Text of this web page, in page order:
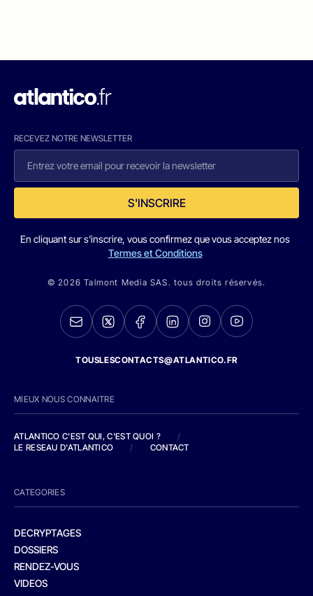
RECEVEZ NOTRE NEWSLETTER
S'INSCRIRE
En cliquant sur s'inscrire, vous confirmez que vous acceptez nos
Termes et Conditions
© 2026 Talmont Media SAS. tous droits réservés.
TOUSLESCONTACTS@ATLANTICO.FR
MIEUX NOUS CONNAITRE
ATLANTICO C'EST QUI, C'EST QUOI ?
/
LE RESEAU D'ATLANTICO
/ CONTACT
CATEGORIES
DECRYPTAGES
DOSSIERS
RENDEZ-VOUS
VIDEOS